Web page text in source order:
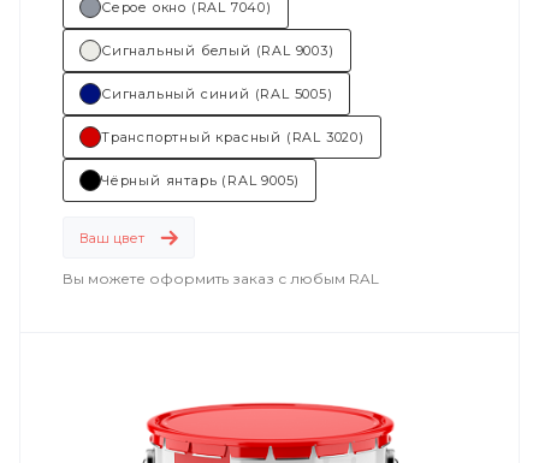
Техническое описание
Состав (тип связующего):ПУ
(полиуретановая).
Основные отрасли применения:
машиностроение.
Серое окно (RAL 7040)
Сигнальный белый (RAL 9003)
Сигнальный синий (RAL 5005)
Транспортный красный (RAL 3020)
Чёрный янтарь (RAL 9005)
Ваш цвет
Вы можете оформить заказ с любым RAL